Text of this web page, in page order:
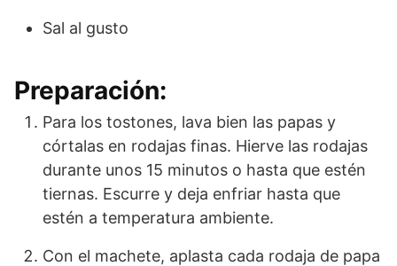
Sal al gusto
Preparación:
Para los tostones, lava bien las papas y
córtalas en rodajas finas. Hierve las rodajas
durante unos 15 minutos o hasta que estén
tiernas. Escurre y deja enfriar hasta que
estén a temperatura ambiente.
Con el machete, aplasta cada rodaja de papa